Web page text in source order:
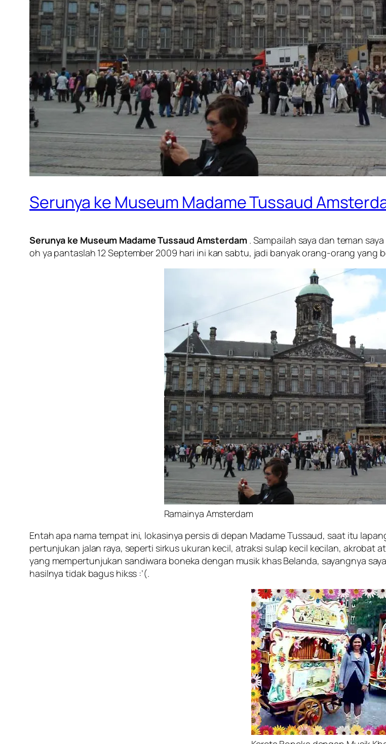
Serunya ke Museum Madame Tussaud
Serunya ke Museum Madame Tussaud Amsterdam. Sampailah saya dan teman
oh ya pantaslah 12 September 2009 hari ini kan sabtu, jadi banyak orang-orang yang
Ramainya Amsterdam
Entah apa nama tempat ini, lokasinya persis di depan Madame Tussaud, saat itu
pertunjukan jalan raya, seperti sirkus ukuran kecil, atraksi sulap kecil kecilan, akrobat
yang mempertunjukan sandiwara boneka dengan musik khas Belanda, sayangnya
hasilnya tidak bagus hikss :’(.